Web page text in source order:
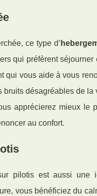
ce type d’
qui préfèrent
qui vous aide à vous
bruits désagréables de la
apprécierez mieux
au confort.
pilotis est aussi une
vous bénéficiez du